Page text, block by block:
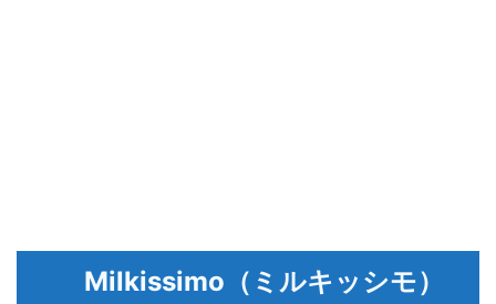
Milkissimo（ミルキッシモ）